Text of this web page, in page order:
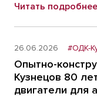
Читать подробнее
26.06.2026 #ОДК-
Опытно-
Кузнецов 80
двигатели для